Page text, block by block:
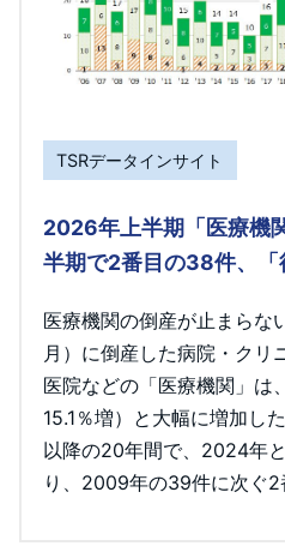
TSRデータインサイト
2026年上半期「医療機
半期で2番目の38件、「
医療機関の倒産が止まら
月）に倒産した病院・クリ
医院などの「医療機関」は
15.1％増）と大幅に増加し
以降の20年間で、2024年
り、2009年の39件に次ぐ2